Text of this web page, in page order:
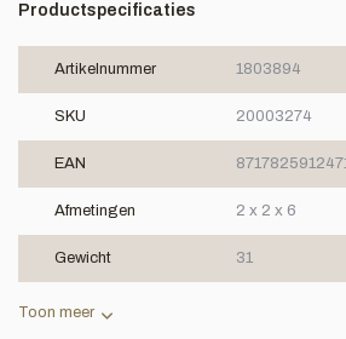
Productspecificaties
Artikelnummer 1803894
SKU 20003274
EAN
Afmetingen 2 x 2 x 6
Gewicht 31
Toon meer